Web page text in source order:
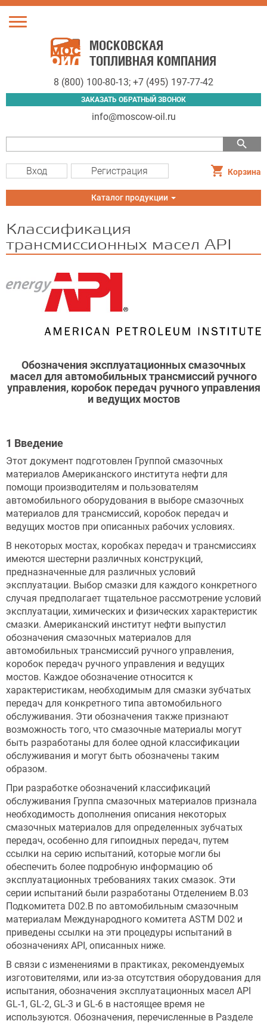
Toggle
МОСКОВСКАЯ
ТОПЛИВНАЯ КОМПАНИЯ
8 (800) 100-80-13; +7 (495) 197-77-42
ЗАКАЗАТЬ ОБРАТНЫЙ ЗВОНОК
info@moscow-oil.ru
search
Вход Регистрация Корзина
Toggle
navigation
Каталог продукции
Классификация
трансмиссионных масел API
Обозначения эксплуатационных смазочных
масел для автомобильных трансмиссий ручного
управления, коробок передач ручного управления
и ведущих мостов
1 Введение
Этот документ подготовлен Группой смазочных
материалов Американского института нефти для
помощи производителям и пользователям
автомобильного оборудования в выборе смазочных
материалов для трансмиссий, коробок передач и
ведущих мостов при описанных рабочих условиях.
В некоторых мостах, коробках передач и трансмиссиях
имеются шестерни различных конструкций,
предназначенные для различных условий
эксплуатации. Выбор смазки для каждого конкретного
случая предполагает тщательное рассмотрение условий
эксплуатации, химических и физических характеристик
смазки. Американский институт нефти выпустил
обозначения смазочных материалов для
автомобильных трансмиссий ручного управления,
коробок передач ручного управления и ведущих
мостов. Каждое обозначение относится к
характеристикам, необходимым для смазки зубчатых
передач для конкретного типа автомобильного
обслуживания. Эти обозначения также признают
возможность того, что смазочные материалы могут
быть разработаны для более одной классификации
обслуживания и могут быть обозначены таким
образом.
При разработке обозначений классификаций
обслуживания Группа смазочных материалов признала
необходимость дополнения описания некоторых
смазочных материалов для определенных зубчатых
передач, особенно для гипоидных передач, путем
ссылки на серию испытаний, которые могли бы
обеспечить более подробную информацию об
эксплуатационных требованиях таких смазок. Эти
серии испытаний были разработаны Отделением B.03
Подкомитета D02.B по автомобильным смазочным
материалам Международного комитета ASTM D02 и
приведены ссылки на эти процедуры испытаний в
обозначениях API, описанных ниже.
В связи с изменениями в практиках, рекомендуемых
изготовителями, или из-за отсутствия оборудования для
испытания, обозначения эксплуатационных масел API
GL-1, GL-2, GL-3 и GL-6 в настоящее время не
используются. Обозначения, перечисленные в Разделе